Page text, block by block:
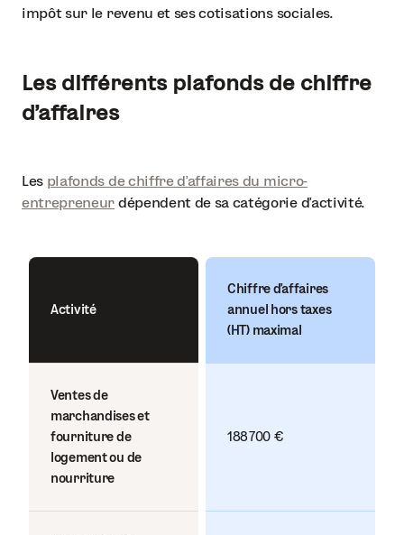
impôt sur le revenu et ses cotisations sociales.
Les différents plafonds de chiffre
d’affaires
Les plafonds de chiffre d’affaires du micro-
entrepreneur dépendent de sa catégorie d’activité.
Activité
Chiffre d’affaires
annuel hors taxes
(HT) maximal
Ventes de
marchandises et
fourniture de
logement ou de
nourriture
188 700 €